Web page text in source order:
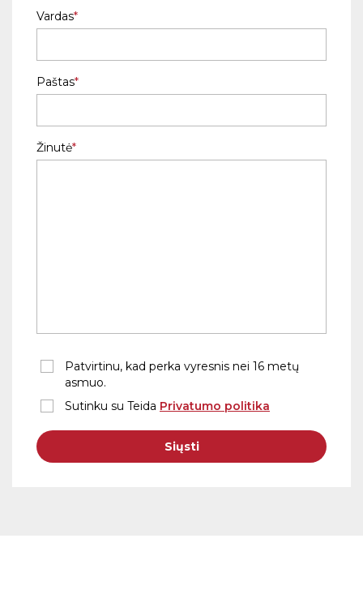
Vardas
Paštas
Žinutė
Patvirtinu, kad perka vyresnis nei 16 metų
asmuo.
Sutinku su Teida Privatumo politika